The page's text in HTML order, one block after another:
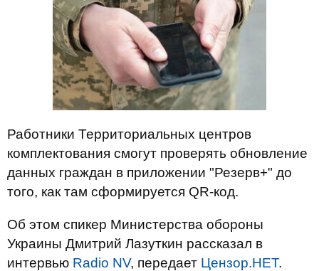
Работники Территориальных центров
комплектования смогут проверять обновление
данных граждан в приложении "Резерв+" до
того, как там сформируется QR-код.
Об этом спикер Министерства обороны
Украины Дмитрий Лазуткин рассказал в
интервью Radio NV, передает Цензор.НЕТ.